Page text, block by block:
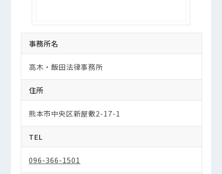
事務所名
高木・飯田法律事務所
住所
熊本市中央区新屋敷2-17-1
TEL
096-366-1501